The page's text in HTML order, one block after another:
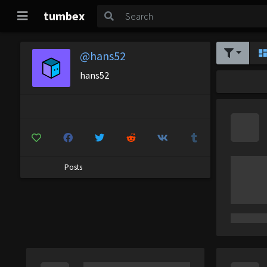
tumbex
@hans52
hans52
Posts